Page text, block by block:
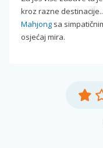
kroz razne
Mahjong sa
osjećaj mira.